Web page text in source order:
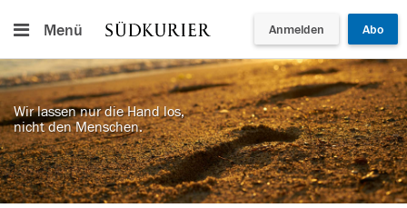
Menü Anmelden Abo
Wir lassen nur die Hand los,
nicht den Menschen.